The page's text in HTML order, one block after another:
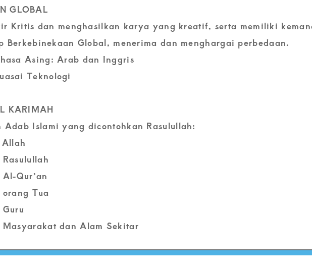
GLOBAL
Kritis dan menghasilkan karya yang kreatif, serta memiliki
Berkebinekaan Global, menerima dan menghargai perbedaan.
Asing: Arab dan Inggris
Teknologi
KARIMAH
Adab Islami yang dicontohkan Rasulullah:
Qur’an
Tua
Masyarakat dan Alam Sekitar